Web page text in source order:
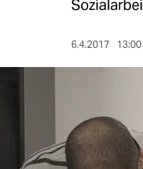
6.4.2017